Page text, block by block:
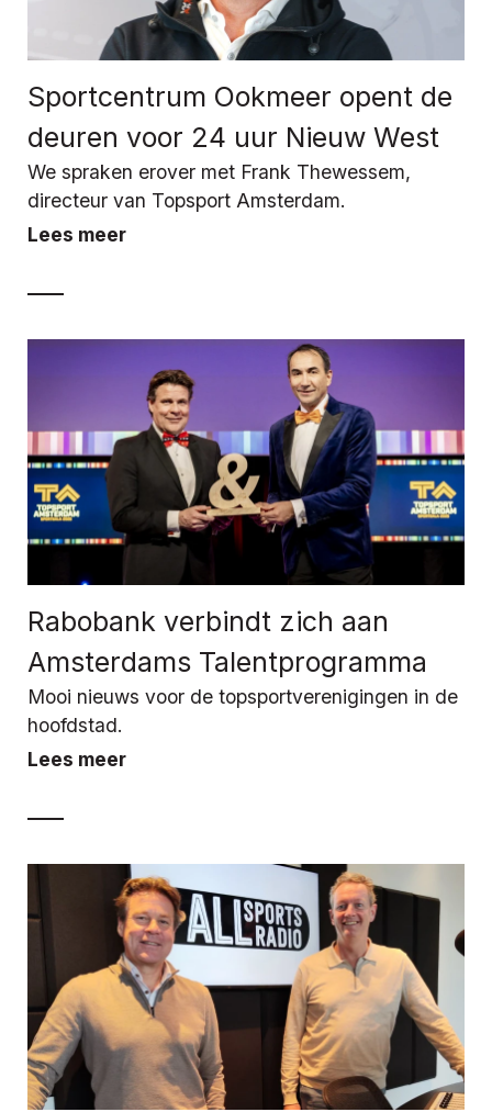
Sportcentrum Ookmeer opent de
deuren voor 24 uur Nieuw West
We spraken erover met Frank Thewessem,
directeur van Topsport Amsterdam.
Lees meer
Rabobank verbindt zich aan
Amsterdams Talentprogramma
Mooi nieuws voor de topsportverenigingen in de
hoofdstad.
Lees meer